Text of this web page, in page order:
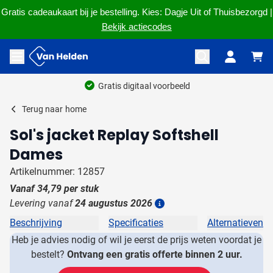
Gratis cadeaukaart bij je bestelling. Kies: Dagje Uit of Thuisbezorgd |
Bekijk actiecodes
Ga naar de inhoud
Menu openen
Gratis digitaal voorbeeld
Terug naar home
Sol's jacket Replay Softshell
Dames
Artikelnummer: 12857
Vanaf34,79 per stuk
Levering vanaf24 augustus 2026
Beschrijving Specificaties
Alternatieven
Heb je advies nodig of wil je eerst de prijs weten voordat je
bestelt? Ontvang een gratis offerte binnen 2 uur.